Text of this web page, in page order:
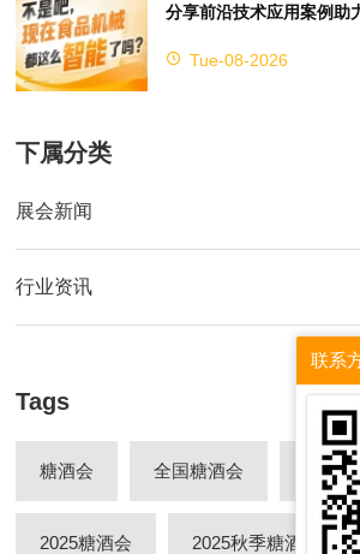
Tue-08-2026
下属分类
展会新闻
行业资讯
Tags
糖酒会 全国糖酒会 秋季
2025糖酒会 2025秋季糖酒会
联系